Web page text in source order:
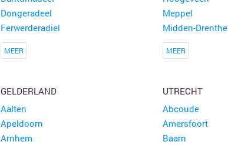
Dongeradeel
Ferwerderadiel
MEER
Meppel
Midden-Drenthe
MEER
GELDERLAND
Aalten
Apeldoorn
Arnhem
UTRECHT
Abcoude
Amersfoort
Baarn